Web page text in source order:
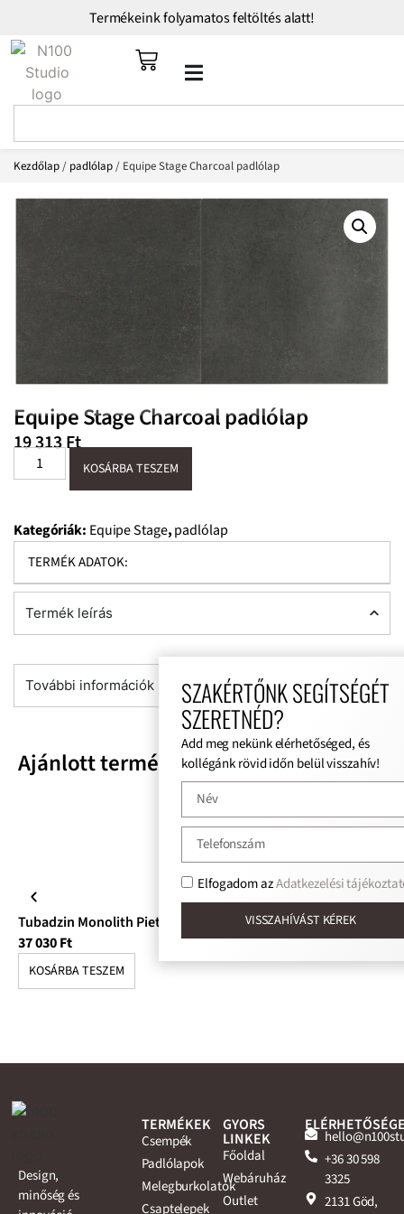
Termékeink folyamatos feltöltés alatt!
Kezdőlap/ padlólap/ Equipe Stage Charcoal padlólap
Equipe Stage Charcoal padlólap
19 313Ft
KOSÁRBA TESZEM
Kategóriák: Equipe Stage,padlólap
TERMÉK ADATOK:
Termék leírás
További információk
Ajánlott termékek
Tubadzin Monolith Pietrasanta padlólap
37 030Ft
KOSÁRBA TESZEM
Design,
minőség és
TERMÉKEK
Csempék
Padlólapok
Melegburkolatok
Csaptelepek
GYORS
LINKEK
Főoldal
Webáruház
Outlet
+36 30 598
3325
2131 Göd,
SZAKÉRTŐNK SEGÍTSÉGÉT
SZERETNÉD?
Add meg nekünk elérhetőséged, és
kollégánk rövid időn belül visszahív!
Elfogadom azAdatkezelési
VISSZAHÍVÁST KÉREK